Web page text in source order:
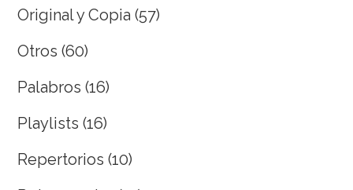
Original y Copia (57)
Otros (60)
Palabros (16)
Playlists (16)
Repertorios (10)